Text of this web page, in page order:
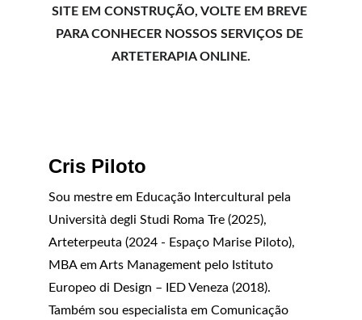
SITE EM CONSTRUÇÃO, VOLTE EM BREVE
PARA CONHECER NOSSOS SERVIÇOS DE
ARTETERAPIA ONLINE.
Cris Piloto
Sou mestre em Educação Intercultural pela
Università degli Studi Roma Tre (2025),
Arteterpeuta (2024 - Espaço Marise Piloto),
MBA em Arts Management pelo Istituto
Europeo di Design – IED Veneza (2018).
Também sou especialista em Comunicação